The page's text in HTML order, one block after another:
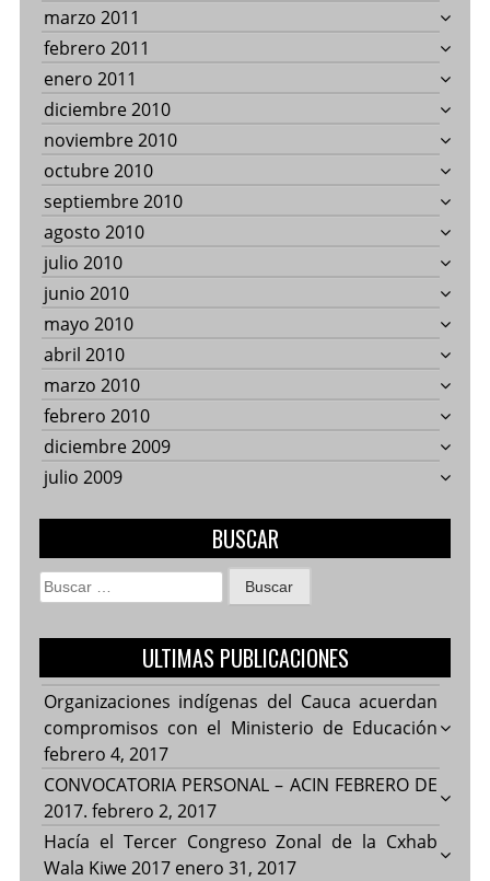
marzo 2011
febrero 2011
enero 2011
diciembre 2010
noviembre 2010
octubre 2010
septiembre 2010
agosto 2010
julio 2010
junio 2010
mayo 2010
abril 2010
marzo 2010
febrero 2010
diciembre 2009
julio 2009
BUSCAR
Buscar:
ULTIMAS PUBLICACIONES
Organizaciones indígenas del Cauca acuerdan
compromisos con el Ministerio de Educación
febrero 4, 2017
CONVOCATORIA PERSONAL – ACIN FEBRERO DE
2017. febrero 2, 2017
Hacía el Tercer Congreso Zonal de la Cxhab
Wala Kiwe 2017 enero 31, 2017